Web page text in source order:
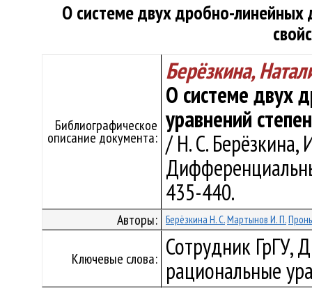
О системе двух дробно-линейных
Библиографическое
описание документа:
Берёзкина,
О системе двух
уравнений
/ Н. С. Берёзкина,
435-440.
Авторы: Берёзкина Н. С.Мартынов И. П.
Ключевые слова: Сотрудник ГрГУ,
рациональные